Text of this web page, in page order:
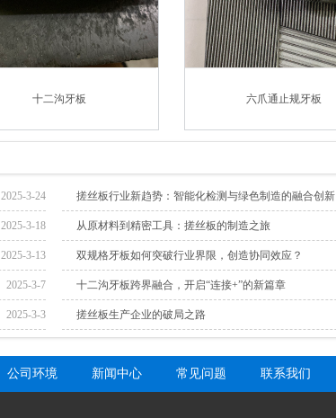
十二沟牙板 六爪通止规牙板
2025-3-24 搓丝板行业新趋势：智能化检测与绿色制造的融合创新
2025-3-18 从原材料到精密工具：搓丝板的制造之旅
2025-3-13 双规格牙板如何突破行业界限，创造协同效应？
2025-3-7 十二沟牙板跨界融合，开启“连接+”的新篇章
2025-3-3 搓丝板生产企业的破局之路
公司环境 新闻中心 常见问题 联系我们